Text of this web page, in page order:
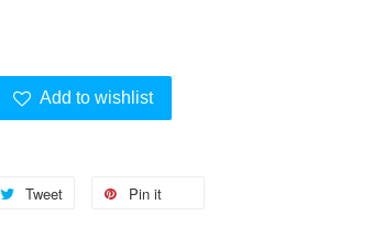
Add to wishlist
Tweet Pin it